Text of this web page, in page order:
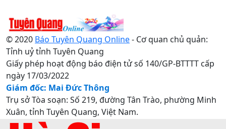
© 2020 Báo Tuyên Quang Online- Cơ quan chủ quản:
Tỉnh uỷ tỉnh Tuyên Quang
Giấy phép hoạt động báo điện tử số 140/GP-BTTTT cấp
ngày 17/03/2022
Giám đốc: Mai Đức Thông
Trụ sở Tòa soạn: Số 219, đường Tân Trào, phường Minh
Xuân, tỉnh Tuyên Quang, Việt Nam.
Điện thoại: 0207.3822820 - 0207.3817155 / Fax: